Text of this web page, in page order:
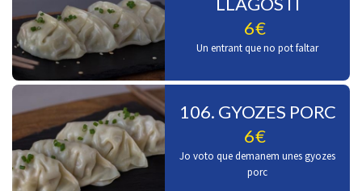
6€
Un entrant que no pot faltar
106. GYOZES PORC
6€
Jo voto que demanem unes gyozes
porc